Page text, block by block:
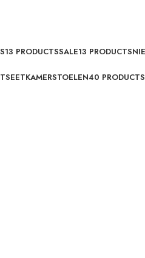
13 PRODUCTSSALE13 PRODUCTS
EETKAMERSTOELEN40 PRODUCTS